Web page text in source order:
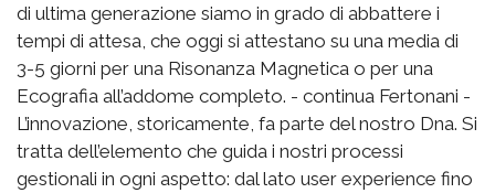
di ultima generazione siamo in grado di abbattere i
tempi di attesa, che oggi si attestano su una media di
3-5 giorni per una Risonanza Magnetica o per una
Ecografia all’addome completo. - continua Fertonani -
L’innovazione, storicamente, fa parte del nostro Dna. Si
tratta dell’elemento che guida i nostri processi
gestionali in ogni aspetto: dal lato user experience fino